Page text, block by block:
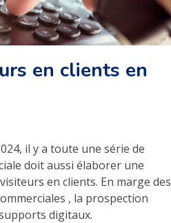
en clients en
il y a toute une série de
doit aussi élaborer une
en clients. En marge des
, la prospection
digitaux.